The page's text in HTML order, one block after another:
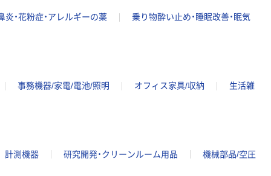
炎・花粉症・アレルギーの薬
乗り物酔い止め・睡眠改善・眠気
事務機器/家電/電池/照明 オフィス家具/収納
生活雑
計測機器 研究開発・クリーンルーム用品
機械部品/空圧